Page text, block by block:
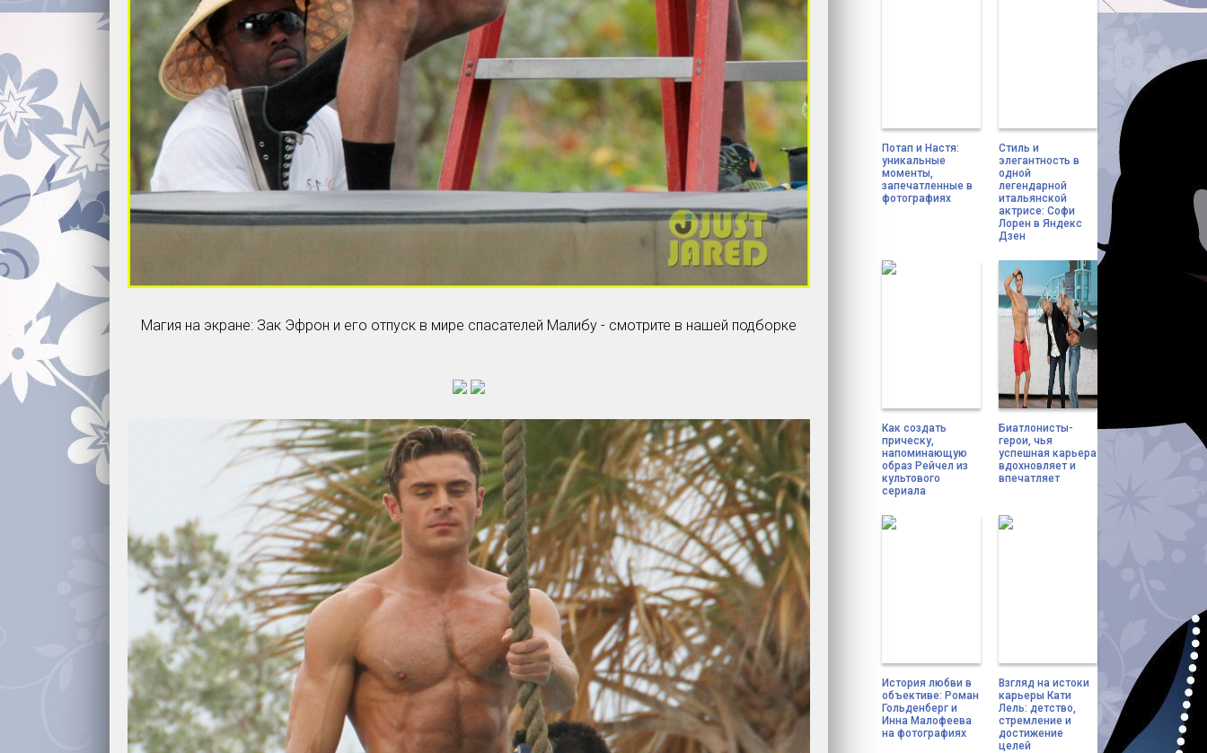
Магия на экране: Зак Эфрон и его отпуск в мире спасателей Малибу - смотрите в нашей подборке
Потап и Настя:
уникальные
моменты,
запечатленные в
фотографиях
Стиль и
элегантность в
одной
легендарной
итальянской
актрисе: Софи
Лорен в Яндекс
Дзен
Как создать
прическу,
напоминающую
образ Рейчел из
культового
сериала
Биатлонисты-
герои, чья
успешная карьера
вдохновляет и
впечатляет
История любви в
объективе: Роман
Гольденберг и
Инна Малофеева
на фотографиях
Взгляд на истоки
карьеры Кати
Лель: детство,
стремление и
достижение
целей